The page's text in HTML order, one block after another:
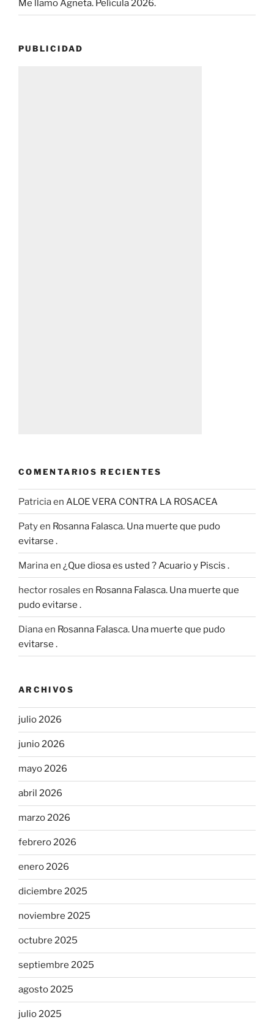
Me llamo Agneta. Película 2026.
PUBLICIDAD
COMENTARIOS RECIENTES
Patriciaen ALOE VERA CONTRA LA ROSACEA
Patyen Rosanna Falasca. Una muerte que pudo
evitarse .
Marinaen ¿Que diosa es usted ? Acuario y Piscis .
hector rosales en Rosanna Falasca. Una muerte que
pudo evitarse .
Dianaen Rosanna Falasca. Una muerte que pudo
evitarse .
ARCHIVOS
julio 2026
junio 2026
mayo 2026
abril 2026
marzo 2026
febrero 2026
enero 2026
diciembre 2025
noviembre 2025
octubre 2025
septiembre 2025
agosto 2025
julio 2025